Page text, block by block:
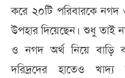
করে ২০টি পরিবারকে নগদ
উপহার দিয়েছেন। শুধু তাই
ও নগদ অর্থ নিয়ে বাড়ি
দরিদ্রদের হাতেও